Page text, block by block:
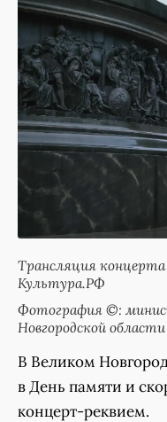
Трансляция
Культура.РФ
Фотография ©:
Новгородской области
В Великом
в День памяти и
концерт-реквием.